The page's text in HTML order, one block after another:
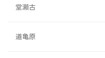
堂瀬古
道亀原